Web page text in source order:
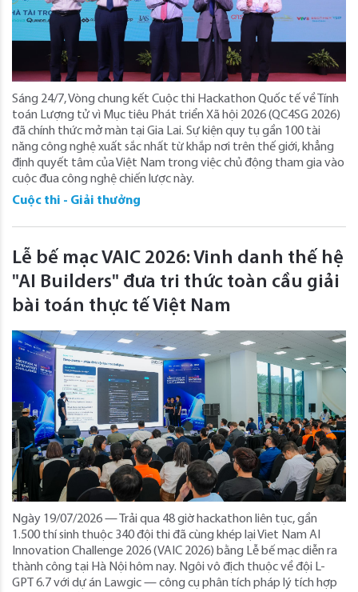
Sáng 24/7, Vòng chung kết Cuộc thi Hackathon Quốc tế về Tính
toán Lượng tử vì Mục tiêu Phát triển Xã hội 2026 (QC4SG 2026)
đã chính thức mở màn tại Gia Lai. Sự kiện quy tụ gần 100 tài
năng công nghệ xuất sắc nhất từ khắp nơi trên thế giới, khẳng
định quyết tâm của Việt Nam trong việc chủ động tham gia vào
cuộc đua công nghệ chiến lược này.
Cuộc thi - Giải thưởng
Lễ bế mạc VAIC 2026: Vinh danh thế hệ
"AI Builders" đưa tri thức toàn cầu giải
bài toán thực tế Việt Nam
Ngày 19/07/2026 — Trải qua 48 giờ hackathon liên tục, gần
1.500 thí sinh thuộc 340 đội thi đã cùng khép lại Viet Nam AI
Innovation Challenge 2026 (VAIC 2026) bằng Lễ bế mạc diễn ra
thành công tại Hà Nội hôm nay. Ngôi vô địch thuộc về đội L-
GPT 6.7 với dự án Lawgic — công cụ phân tích pháp lý tích hợp